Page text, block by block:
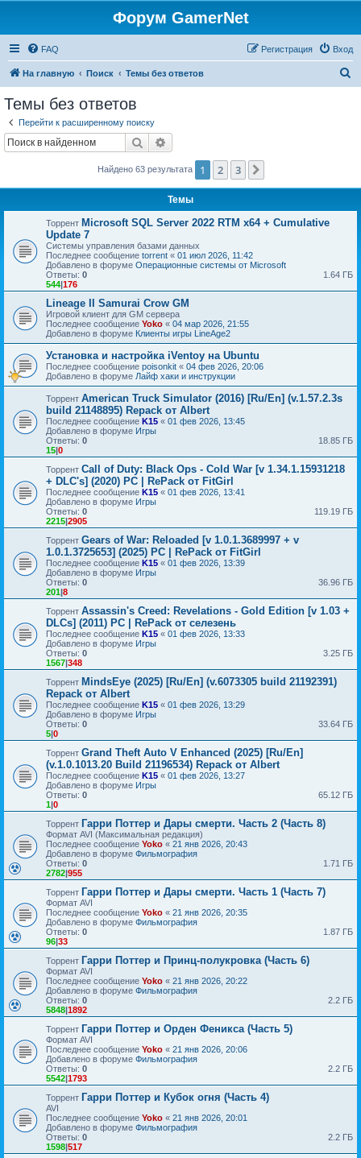
Форум GamerNet
FAQ Вход
Регистрация
На главную Поиск Темы без ответов
Темы без ответов
Перейти к расширенному поиску
Поиск
Найдено 63 результата 1 2 3
Темы
Торрент Microsoft SQL Server 2022 RTM x64 + Cumulative
Update 7
Системы управления базами данных
Последнее сообщение torrent « 01 июл 2026, 11:42
Добавлено в форуме Операционные системы от Microsoft
Ответы: 0
544|176
1.64 ГБ
Lineage II Samurai Crow GM
Игровой клиент для GM сервера
Последнее сообщение Yoko « 04 мар 2026, 21:55
Добавлено в форуме Клиенты игры LineAge2
Установка и настройка iVentoy на Ubuntu
Последнее сообщение poisonkit « 04 фев 2026, 20:06
Добавлено в форуме Лайф хаки и инструкции
Торрент American Truck Simulator (2016) [Ru/En] (v.1.57.2.3s
build 21148895) Repack от Albert
Последнее сообщение K15 « 01 фев 2026, 13:45
Добавлено в форуме Игры
Ответы: 0
15|0
18.85 ГБ
Торрент Call of Duty: Black Ops - Cold War [v 1.34.1.15931218
+ DLC's] (2020) PC | RePack от FitGirl
Последнее сообщение K15 « 01 фев 2026, 13:41
Добавлено в форуме Игры
Ответы: 0
2215|2905
119.19 ГБ
Торрент Gears of War: Reloaded [v 1.0.1.3689997 + v
1.0.1.3725653] (2025) PC | RePack от FitGirl
Последнее сообщение K15 « 01 фев 2026, 13:39
Добавлено в форуме Игры
Ответы: 0
201|8
36.96 ГБ
Торрент Assassin's Creed: Revelations - Gold Edition [v 1.03 +
DLCs] (2011) PC | RePack от селезень
Последнее сообщение K15 « 01 фев 2026, 13:33
Добавлено в форуме Игры
Ответы: 0
1567|348
3.25 ГБ
Торрент MindsEye (2025) [Ru/En] (v.6073305 build 21192391)
Repack от Albert
Последнее сообщение K15 « 01 фев 2026, 13:29
Добавлено в форуме Игры
Ответы: 0
5|0
33.64 ГБ
Торрент Grand Theft Auto V Enhanced (2025) [Ru/En]
(v.1.0.1013.20 Build 21196534) Repack от Albert
Последнее сообщение K15 « 01 фев 2026, 13:27
Добавлено в форуме Игры
Ответы: 0
1|0
65.12 ГБ
Торрент Гарри Поттер и Дары смерти. Часть 2 (Часть 8)
Формат AVI (Максимальная редакция)
Последнее сообщение Yoko « 21 янв 2026, 20:43
Добавлено в форуме Фильмография
Ответы: 0
2782|955
1.71 ГБ
Торрент Гарри Поттер и Дары смерти. Часть 1 (Часть 7)
Формат AVI
Последнее сообщение Yoko « 21 янв 2026, 20:35
Добавлено в форуме Фильмография
Ответы: 0
96|33
1.87 ГБ
Торрент Гарри Поттер и Принц-полукровка (Часть 6)
Формат AVI
Последнее сообщение Yoko « 21 янв 2026, 20:22
Добавлено в форуме Фильмография
Ответы: 0
5848|1892
2.2 ГБ
Торрент Гарри Поттер и Орден Феникса (Часть 5)
Формат AVI
Последнее сообщение Yoko « 21 янв 2026, 20:06
Добавлено в форуме Фильмография
Ответы: 0
5542|1793
2.2 ГБ
Торрент Гарри Поттер и Кубок огня (Часть 4)
AVI
Последнее сообщение Yoko « 21 янв 2026, 20:01
Добавлено в форуме Фильмография
Ответы: 0
1598|517
2.2 ГБ